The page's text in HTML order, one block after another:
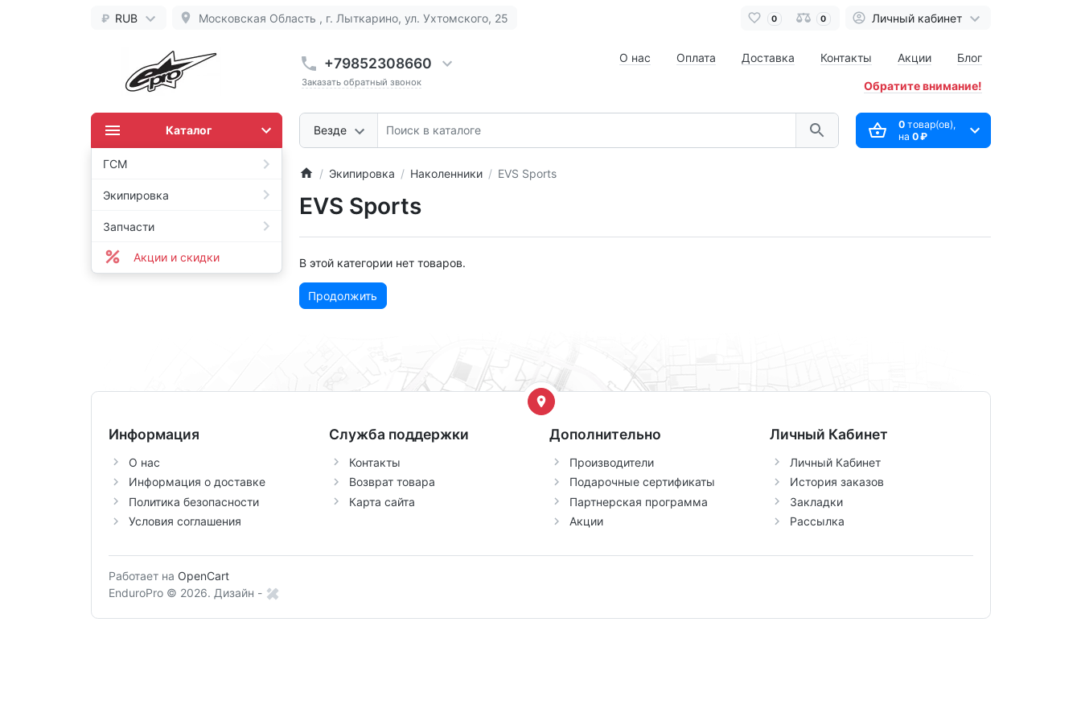
₽ RUB Московская Область , г. Лыткарино, ул. Ухтомского, 25 0 0 Личный кабинет
+79852308660
Заказать обратный звонок
Везде
О нас Оплата Доставка Контакты Акции Блог
Обратите внимание!
0товар(ов),
на 0 ₽
Каталог
ГСМ
Экипировка
Запчасти
Акции и скидки
Экипировка Наколенники EVS Sports
EVS Sports
В этой категории нет товаров.
Продолжить
Информация
О нас
Информация о доставке
Политика безопасности
Условия соглашения
Служба поддержки
Контакты
Возврат товара
Карта сайта
Дополнительно
Производители
Подарочные сертификаты
Партнерская программа
Акции
Личный Кабинет
Личный Кабинет
История заказов
Закладки
Рассылка
Работает на OpenCart
EnduroPro © 2026. Дизайн -